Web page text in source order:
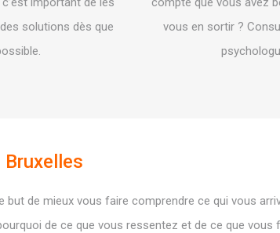
solutions dès que
vous en sortir ?
but de mieux vous faire comprendre ce qui vous
de ce que vous ressentez et de ce que vous